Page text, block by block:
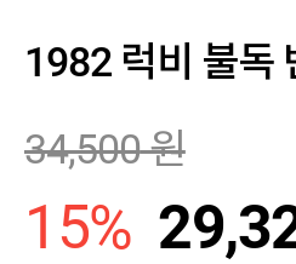
1982 럭비 불독
34,500원
15%